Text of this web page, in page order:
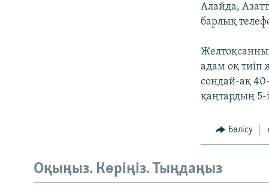
Алайда,
барлық
адам оқ тиіп
сондай-ақ 40-
қаңтардың 5-
Бөлісу
Оқыңыз. Көріңіз. Тыңдаңыз